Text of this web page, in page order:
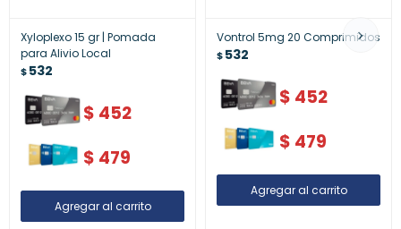
Xyloplexo 15 gr | Pomada
para Alivio Local
$532
$ 452
$ 479
Vontrol 5mg 20 Comprimidos
$532
$ 452
$ 479